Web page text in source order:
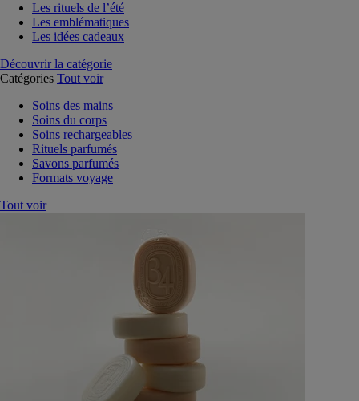
Les rituels de l’été
Les emblématiques
Les idées cadeaux
Découvrir la catégorie
Catégories Tout voir
Soins des mains
Soins du corps
Soins rechargeables
Rituels parfumés
Savons parfumés
Formats voyage
Tout voir